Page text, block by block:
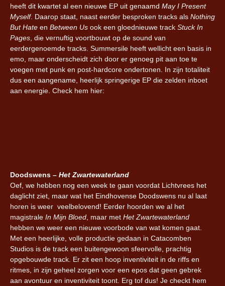
heeft dit kwartet al een nieuwe EP uit genaamd May I Present
Myself. Daarop staat, naast eerder besproken tracks als Nothing
But Hate en Between Us ook een gloednieuwe track Stuck In
Pages , die vernuftig voortbouwt op de sound van
eerdergenoemde tracks. Summersile heeft wellicht een basis in
emo, maar onderscheidt zich door er genoeg pit aan toe te
voegen met punk en post-hardcore ondertonen. In zijn totaliteit
dus een aangename, heerlijk springerige EP die zelden inboet
aan energie. Check hem hier:
Doodswens – Het Zwartewaterland
Oef, we hebben nog een week te gaan voordat Lichtvrees het
daglicht ziet, maar wat het Eindhovense Doodswens nu al laat
horen is weer veelbelovend! Eerder hoorden we al het
magistrale In Mijn Bloed , maar met Het Zwartewaterland
hebben we weer een nieuwe voorbode van wat komen gaat.
Met een heerlijke, volle productie gedaan in Catacomben
Studios is de track een buitengewoon sfeervolle, prachtig
opgebouwde track. Er zit een hoop inventiviteit in de riffs en
ritmes, in zijn geheel zorgen voor een epos dat geen gebrek
aan avontuur en inventiviteit toont. Erg tof dus! Je checkt hem